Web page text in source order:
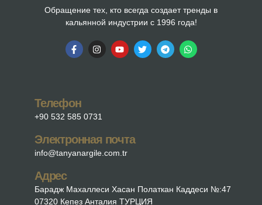
Обращение тех, кто всегда создает тренды в
кальянной индустрии с 1996 года!
Телефон
+90 532 585 0731
Электронная почта
info@tanyanargile.com.tr
Адрес
Барадж Махаллеси Хасан Полаткан Каддеси №:47
07320 Кепез Анталия ТУРЦИЯ